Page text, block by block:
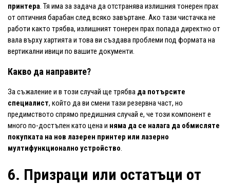
принтера. Тя има за задача да отстранява излишния тонерен прах
от оптичния барабан след всяко завъртане. Ако тази чистачка не
работи както трябва, излишният тонерен прах попада директно от
вала върху хартията и това ви създава проблеми под формата на
вертикални ивици по вашите документи.
Какво да направите?
За съжаление и в този случай ще трябва да потърсите
специалист, който да ви смени тази резервна част, но
предимството спрямо предишния случай е, че този компонент е
много по-достъпен като цена и няма да се налага да обмисляте
покупката на нов лазерен принтер или лазерно
мултифункционално устройство.
6. Призраци или остатъци от